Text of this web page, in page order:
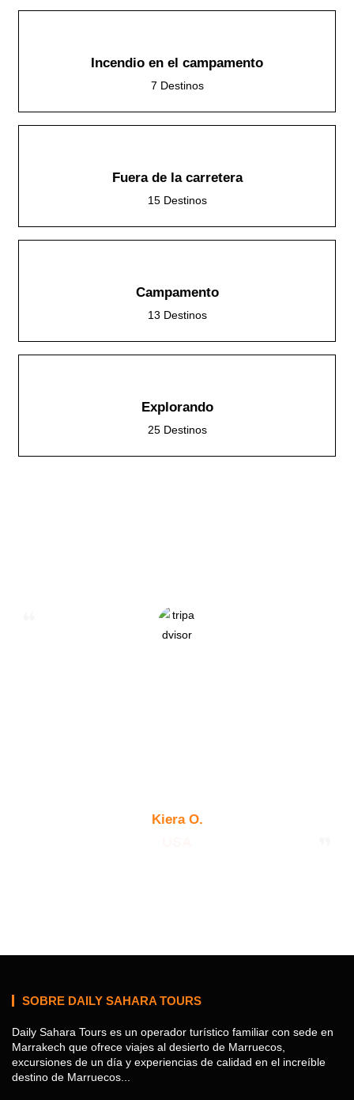
Incendio en el campamento
7 Destinos
Fuera de la carretera
15 Destinos
Campamento
13 Destinos
Explorando
25 Destinos
Kiera O.
SOBRE DAILY SAHARA TOURS
Daily Sahara Tours es un operador turístico familiar con sede en
Marrakech que ofrece viajes al desierto de Marruecos,
excursiones de un día y experiencias de calidad en el increíble
destino de Marruecos...